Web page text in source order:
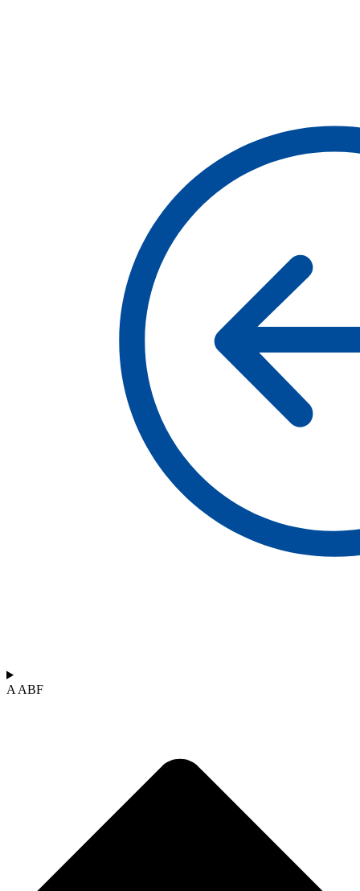
A ABF